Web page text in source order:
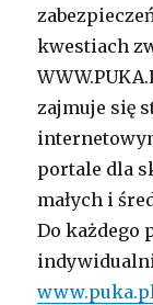
kwestiach
zajmuje się
portale dla
małych i
Do każdego